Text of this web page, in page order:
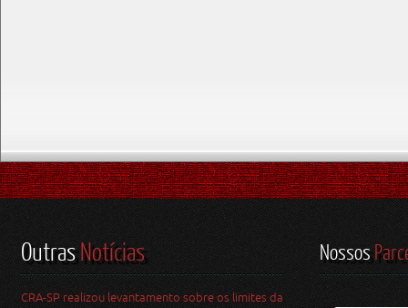
OutrasNotícias
CRA-SP realizou levantamento sobre os limites da
Nossos